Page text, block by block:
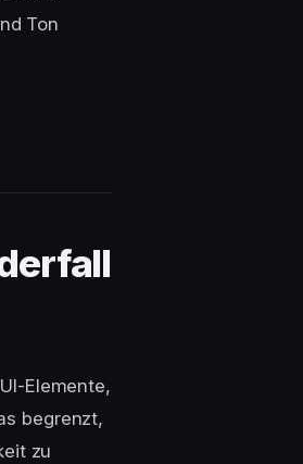
Ton
Elemente,
begrenzt,
zu